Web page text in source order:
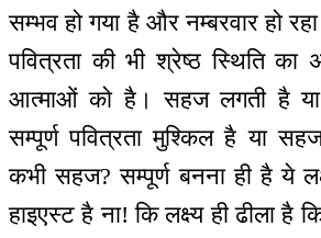
सम्भव हो गया है और नम्बरवार हो
पवित्रता की भी श्रेष्ठ स्थिति
आत्माओं को है। सहज लगती है या
सम्पूर्ण पवित्रता मुश्किल है या
कभी सहज? सम्पूर्ण बनना ही है ये
हाइएस्ट है ना! कि लक्ष्य ही ढीला है